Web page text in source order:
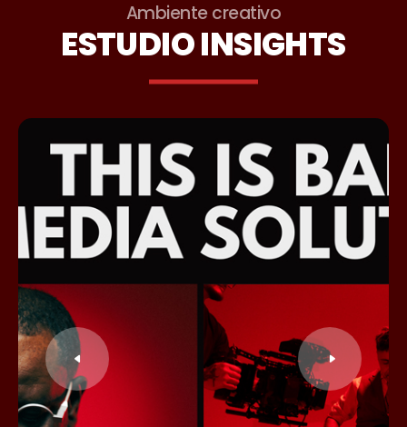
Ambiente creativo
ESTUDIO INSIGHTS